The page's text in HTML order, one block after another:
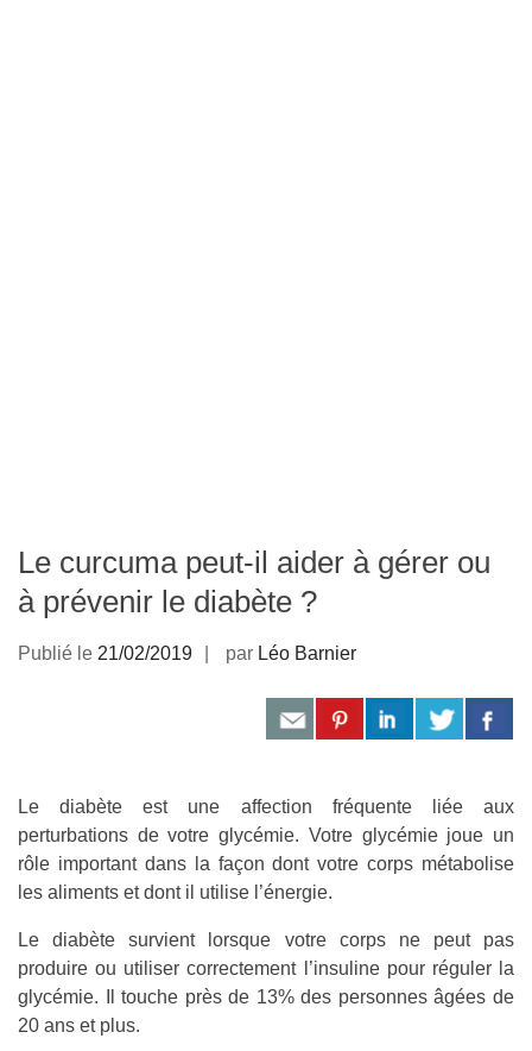
Le curcuma peut-il aider à gérer ou
à prévenir le diabète ?
Publié le 21/02/2019 par Léo Barnier
Le diabète est une affection fréquente liée aux
perturbations de votre glycémie. Votre glycémie joue un
rôle important dans la façon dont votre corps métabolise
les aliments et dont il utilise l’énergie.
Le diabète survient lorsque votre corps ne peut pas
produire ou utiliser correctement l’insuline pour réguler la
glycémie. Il touche près de 13% des personnes âgées de
20 ans et plus.